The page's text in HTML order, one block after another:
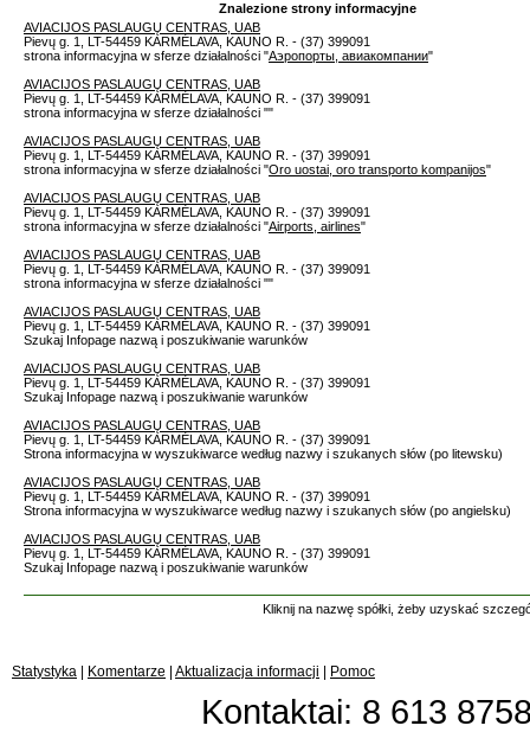
Znalezione strony informacyjne
AVIACIJOS PASLAUGŲ CENTRAS, UAB
Pievų g. 1, LT-54459 KARMĖLAVA, KAUNO R. - (37) 399091
strona informacyjna w sferze działalności "Аэропорты, авиакомпании"
AVIACIJOS PASLAUGŲ CENTRAS, UAB
Pievų g. 1, LT-54459 KARMĖLAVA, KAUNO R. - (37) 399091
strona informacyjna w sferze działalności ""
AVIACIJOS PASLAUGŲ CENTRAS, UAB
Pievų g. 1, LT-54459 KARMĖLAVA, KAUNO R. - (37) 399091
strona informacyjna w sferze działalności "Oro uostai, oro transporto kompanijos"
AVIACIJOS PASLAUGŲ CENTRAS, UAB
Pievų g. 1, LT-54459 KARMĖLAVA, KAUNO R. - (37) 399091
strona informacyjna w sferze działalności "Airports, airlines"
AVIACIJOS PASLAUGŲ CENTRAS, UAB
Pievų g. 1, LT-54459 KARMĖLAVA, KAUNO R. - (37) 399091
strona informacyjna w sferze działalności ""
AVIACIJOS PASLAUGŲ CENTRAS, UAB
Pievų g. 1, LT-54459 KARMĖLAVA, KAUNO R. - (37) 399091
Szukaj Infopage nazwą i poszukiwanie warunków
AVIACIJOS PASLAUGŲ CENTRAS, UAB
Pievų g. 1, LT-54459 KARMĖLAVA, KAUNO R. - (37) 399091
Szukaj Infopage nazwą i poszukiwanie warunków
AVIACIJOS PASLAUGŲ CENTRAS, UAB
Pievų g. 1, LT-54459 KARMĖLAVA, KAUNO R. - (37) 399091
Strona informacyjna w wyszukiwarce według nazwy i szukanych słów (po litewsku)
AVIACIJOS PASLAUGŲ CENTRAS, UAB
Pievų g. 1, LT-54459 KARMĖLAVA, KAUNO R. - (37) 399091
Strona informacyjna w wyszukiwarce według nazwy i szukanych słów (po angielsku)
AVIACIJOS PASLAUGŲ CENTRAS, UAB
Pievų g. 1, LT-54459 KARMĖLAVA, KAUNO R. - (37) 399091
Szukaj Infopage nazwą i poszukiwanie warunków
Kliknij na nazwę spółki, żeby uzyskać
Statystyka Komentarze Aktualizacja informacji Pomoc
Kontaktai: 8 613